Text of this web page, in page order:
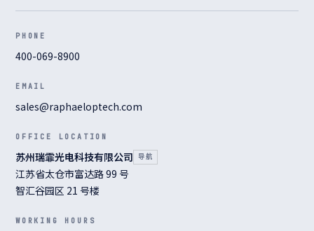
PHONE
400-069-8900
EMAIL
sales@raphaeloptech.com
OFFICE LOCATION
苏州瑞霏光电科技有限公司
江苏省太仓市富达路 99 号
智汇谷园区 21 号楼
WORKING HOURS